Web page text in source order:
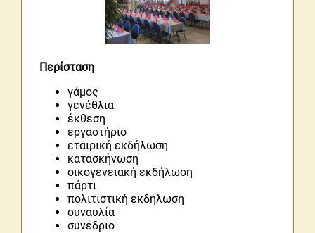
Περίσταση
γάμος
γενέθλια
έκθεση
εργαστήριο
εταιρική εκδήλωση
κατασκήνωση
οικογενειακή εκδήλωση
πάρτι
πολιτιστική εκδήλωση
συναυλία
συνέδριο